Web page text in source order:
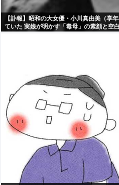
【訃報】昭和の大女優・小川真由美（享
ていた 実娘が明かす「毒母」の素顔と空